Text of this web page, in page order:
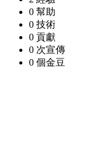
0 幫助
0 技術
0 貢獻
0 次宣傳
0 個金豆